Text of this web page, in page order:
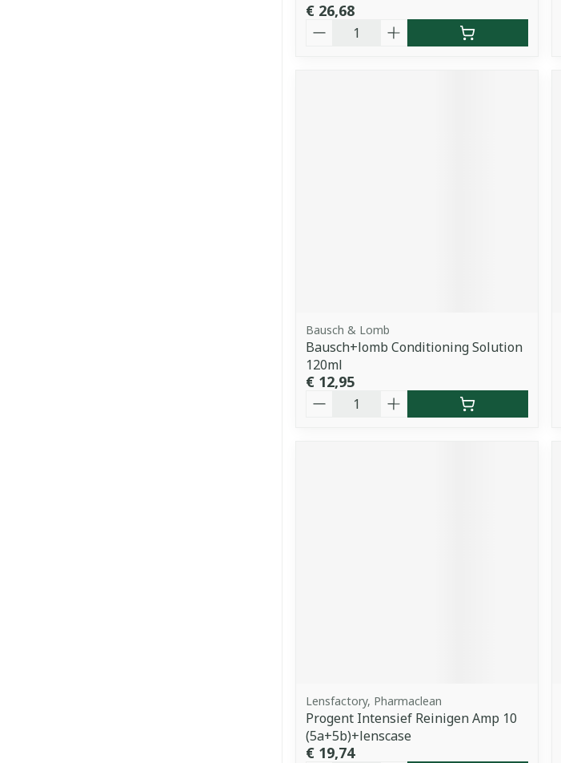
€ 26,68
Bausch & Lomb
Bausch+lomb Conditioning Solution
120ml
€ 12,95
Lensfactory, Pharmaclean
Progent Intensief Reinigen Amp 10
(5a+5b)+lenscase
€ 19,74